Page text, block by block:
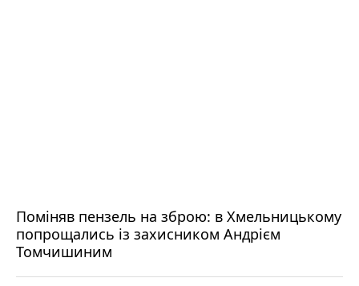
Поміняв пензель на зброю: в Хмельницькому
попрощались із захисником Андрієм
Томчишиним